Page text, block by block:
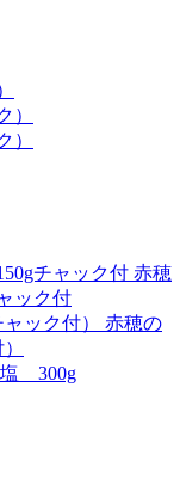
）
）
赤穂
ック付
赤穂の
塩 300g